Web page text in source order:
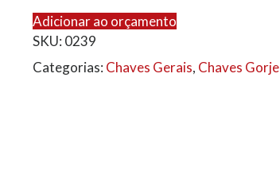
Adicionar ao orçamento
SKU: 0239
Categorias: Chaves Gerais, Chaves Gorje